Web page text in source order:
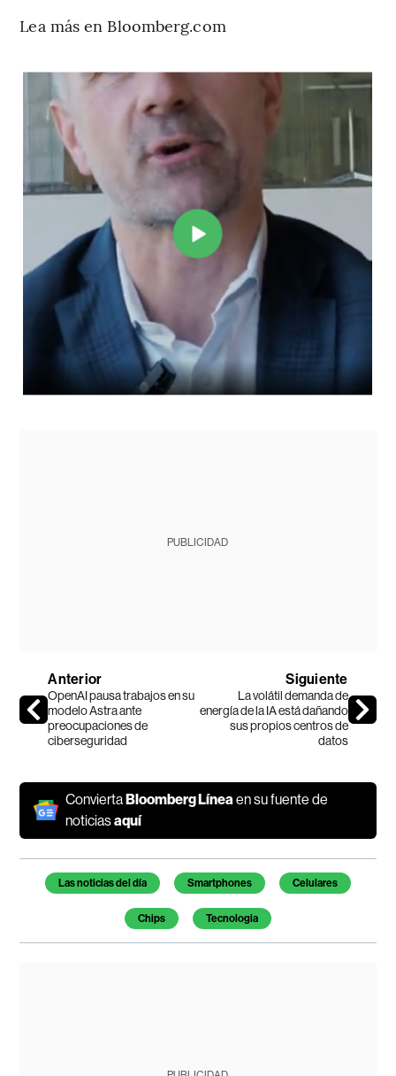
Lea más en Bloomberg.com
PUBLICIDAD
Anterior
OpenAI pausa trabajos en su
modelo Astra ante
preocupaciones de
ciberseguridad
Siguiente
La volátil demanda de
energía de la IA está dañando
sus propios centros de
datos
ConviertaBloomberg Línea en su fuente de
noticiasaquí
Temas de este artículo
Las noticias del día Smartphones Celulares
Chips Tecnologia